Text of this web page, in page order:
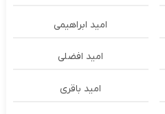
امید ابراهیمی
امید افضلی
امید باقری